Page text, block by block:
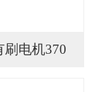
刷电机370